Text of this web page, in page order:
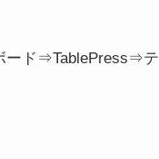
ード⇒TablePress⇒テ